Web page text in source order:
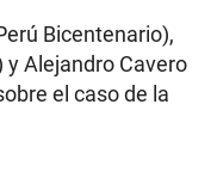
Bicentenario),
y Alejandro Cavero
el caso de la